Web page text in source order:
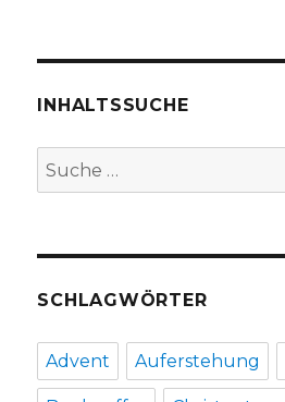
INHALTSSUCHE
Suche
nach:
SCHLAGWÖRTER
Advent Auferstehung